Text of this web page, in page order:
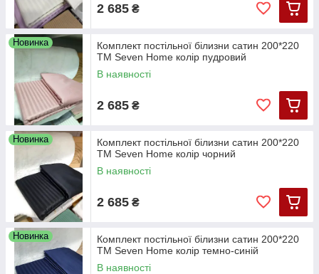
2 685 ₴
Новинка
Комплект постільної білизни сатин 200*220
ТМ Seven Home колір пудровий
В наявності
2 685 ₴
Новинка
Комплект постільної білизни сатин 200*220
ТМ Seven Home колір чорний
В наявності
2 685 ₴
Новинка
Комплект постільної білизни сатин 200*220
ТМ Seven Home колір темно-синій
В наявності